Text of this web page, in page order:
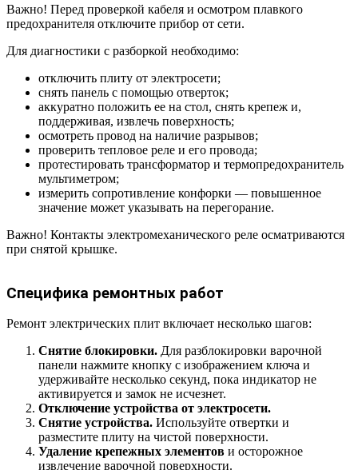
Важно! Перед проверкой кабеля и осмотром плавкого
предохранителя отключите прибор от сети.
Для диагностики с разборкой необходимо:
отключить плиту от электросети;
снять панель с помощью отверток;
аккуратно положить ее на стол, снять крепеж и,
поддерживая, извлечь поверхность;
осмотреть провод на наличие разрывов;
проверить тепловое реле и его провода;
протестировать трансформатор и термопредохранитель
мультиметром;
измерить сопротивление конфорки — повышенное
значение может указывать на перегорание.
Важно! Контакты электромеханического реле осматриваются
при снятой крышке.
Специфика ремонтных работ
Ремонт электрических плит включает несколько шагов:
Снятие блокировки. Для разблокировки варочной
панели нажмите кнопку с изображением ключа и
удерживайте несколько секунд, пока индикатор не
активируется и замок не исчезнет.
Отключение устройства от электросети.
Снятие устройства. Используйте отвертки и
разместите плиту на чистой поверхности.
Удаление крепежных элементов и осторожное
извлечение варочной поверхности.